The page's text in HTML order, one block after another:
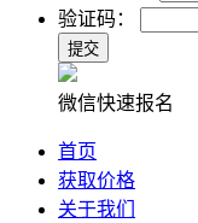
验证码：
微信快速报名
首页
获取价格
关于我们